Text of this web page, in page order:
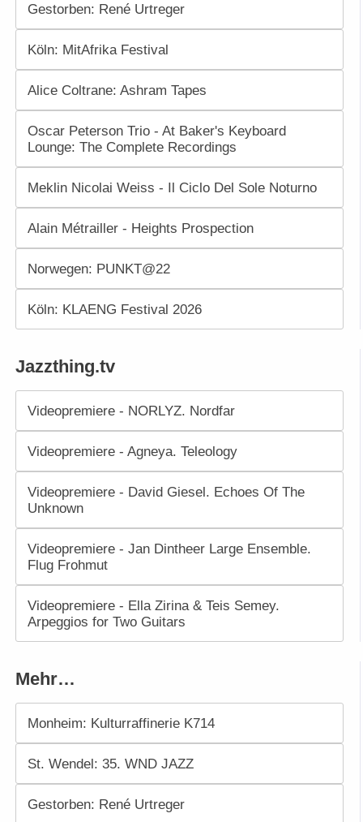
Gestorben: René Urtreger
Köln: MitAfrika Festival
Alice Coltrane: Ashram Tapes
Oscar Peterson Trio - At Baker's Keyboard
Lounge: The Complete Recordings
Meklin Nicolai Weiss - Il Ciclo Del Sole Noturno
Alain Métrailler - Heights Prospection
Norwegen: PUNKT@22
Köln: KLAENG Festival 2026
Jazzthing.tv
Videopremiere - NORLYZ. Nordfar
Videopremiere - Agneya. Teleology
Videopremiere - David Giesel. Echoes Of The
Unknown
Videopremiere - Jan Dintheer Large Ensemble.
Flug Frohmut
Videopremiere - Ella Zirina & Teis Semey.
Arpeggios for Two Guitars
Mehr…
Monheim: Kulturraffinerie K714
St. Wendel: 35. WND JAZZ
Gestorben: René Urtreger